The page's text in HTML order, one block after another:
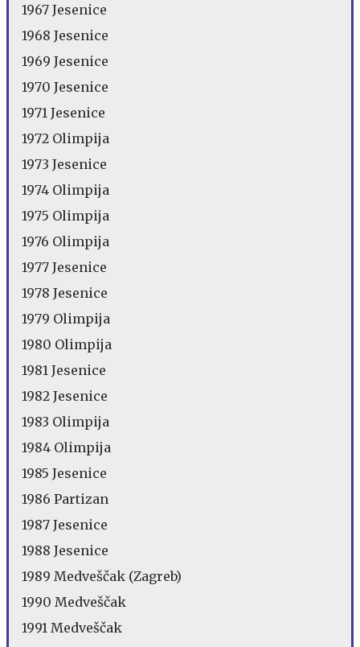
1967 Jesenice
1968 Jesenice
1969 Jesenice
1970 Jesenice
1971 Jesenice
1972 Olimpija
1973 Jesenice
1974 Olimpija
1975 Olimpija
1976 Olimpija
1977 Jesenice
1978 Jesenice
1979 Olimpija
1980 Olimpija
1981 Jesenice
1982 Jesenice
1983 Olimpija
1984 Olimpija
1985 Jesenice
1986 Partizan
1987 Jesenice
1988 Jesenice
1989 Medveščak (Zagreb)
1990 Medveščak
1991 Medveščak